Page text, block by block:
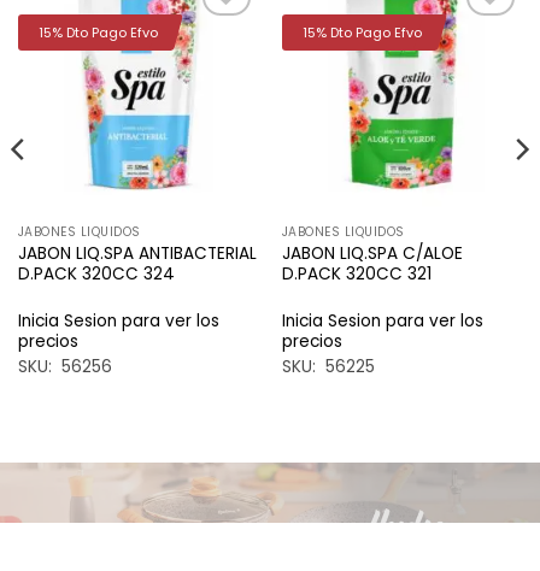
JABONES LIQUIDOS
JABON LIQ.SPA ANTIBACTERIAL
D.PACK 320CC 324
Inicia Sesion para ver los
precios
SKU: 56256
15% Dto Pago Efvo
JABONES LIQUIDOS
JABON LIQ.SPA C/ALOE
D.PACK 320CC 321
Inicia Sesion para ver los
precios
SKU: 56225
15% Dto Pago Efvo